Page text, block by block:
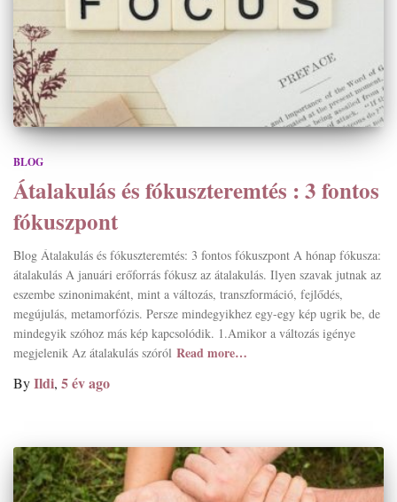
BLOG
Átalakulás és fókuszteremtés : 3 fontos
fókuszpont
Blog Átalakulás és fókuszteremtés: 3 fontos fókuszpont A hónap fókusza:
átalakulás A januári erőforrás fókusz az átalakulás. Ilyen szavak jutnak az
eszembe szinonimaként, mint a változás, transzformáció, fejlődés,
megújulás, metamorfózis. Persze mindegyikhez egy-egy kép ugrik be, de
mindegyik szóhoz más kép kapcsolódik. 1.Amikor a változás igénye
megjelenik Az átalakulás szóról Read more…
ByIldi, 5 évago